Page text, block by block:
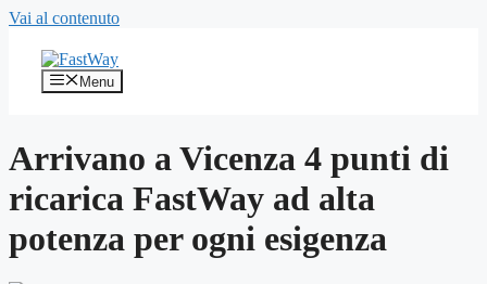
Vai al contenuto
Menu
Arrivano a Vicenza 4 punti di
ricarica FastWay ad alta
potenza per ogni esigenza